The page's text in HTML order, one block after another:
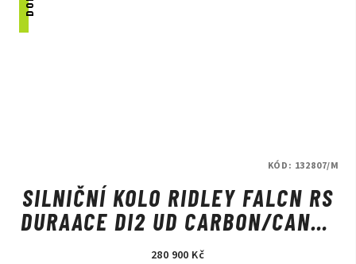
SILNIČNÍ KOLO RIDLEY FALCN RS
DURAACE DI2 UD CARBON/CANDY
RED METALLIC/SILVER
280 900 Kč
KÓD: 132807/M